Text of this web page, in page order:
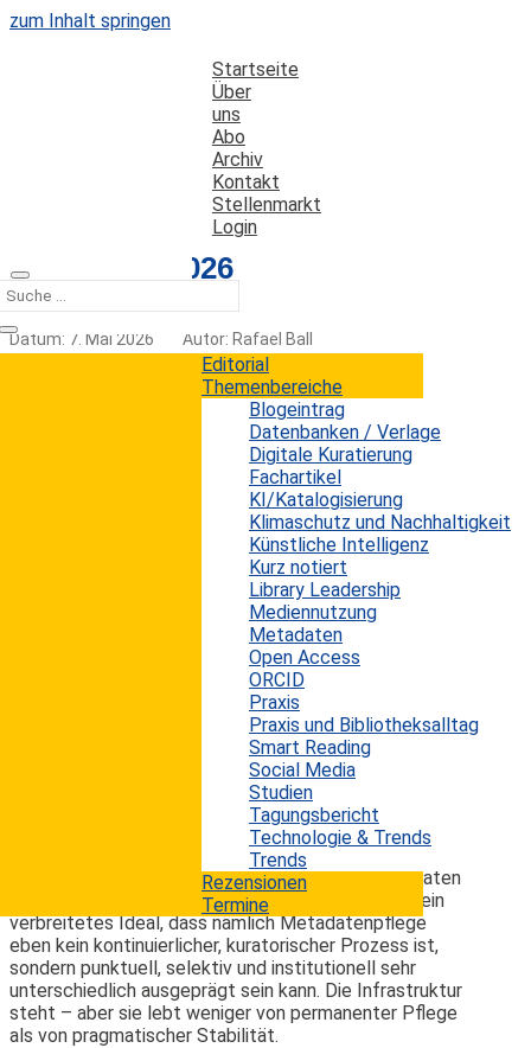
zum Inhalt springen
Startseite
Über
uns
Abo
Archiv
Kontakt
Stellenmarkt
Login
Editorial
Themenbereiche
Blogeintrag
Datenbanken / Verlage
Digitale Kuratierung
Fachartikel
KI/Katalogisierung
Klimaschutz und Nachhaltigkeit
Künstliche Intelligenz
Kurz notiert
Library Leadership
Mediennutzung
Metadaten
Open Access
ORCID
Praxis
Praxis und Bibliotheksalltag
Smart Reading
Social Media
Studien
Tagungsbericht
Technologie & Trends
Trends
Rezensionen
Termine
Editorial 4-2026
Datum: 7. Mai 2026
Autor: Rafael Ball
KI und die Sehnsucht nach
Verlässlichkeit, Tiefe und
Es ist eine eigentümliche Gleichzeitigkeit, die diese
Ausgabe der Library Essentials prägt: Noch nie war so
viel Künstliche Intelligenz im Wissenschaftssystem
präsent – und selten war die Sehnsucht nach
Verlässlichkeit, Tiefe und Orientierung so groß wie
Die Dynamik der Digitalisierung, insbesondere durch
generative KI, produziert neue Möglichkeiten – aber
ebenso neue Unsicherheiten, Verluste und paradoxe
Das zeigt sich bereits im Bereich der Forschungsdaten.
Dorothea Streckers Analyse zur Stabilität von
DataCite-Metadaten („Wie verlässlich sind Metadaten
für Forschungsdaten wirklich?“ ab S. 5) relativiert ein
verbreitetes Ideal, dass nämlich Metadatenpflege
eben kein kontinuierlicher, kuratorischer Prozess ist,
sondern punktuell, selektiv und institutionell sehr
unterschiedlich ausgeprägt sein kann. Die Infrastruktur
steht – aber sie lebt weniger von permanenter Pflege
als von pragmatischer Stabilität.